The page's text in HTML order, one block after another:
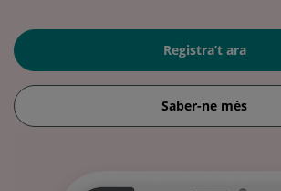
Registra’t ara
Saber-ne més